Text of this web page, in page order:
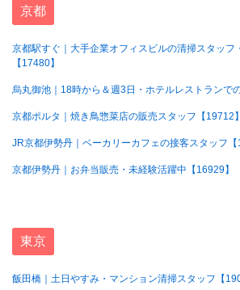
京都
京都駅すぐ｜大手企業オフィスビルの清掃スタッフ
【17480】
烏丸御池｜18時から＆週3日・ホテルレストランで
京都ポルタ｜焼き鳥惣菜店の販売スタッフ【19712】
JR京都伊勢丹｜ベーカリーカフェの接客スタッフ【
京都伊勢丹｜お弁当販売・未経験活躍中【16929】
東京
飯田橋｜土日やすみ・マンション清掃スタッフ【